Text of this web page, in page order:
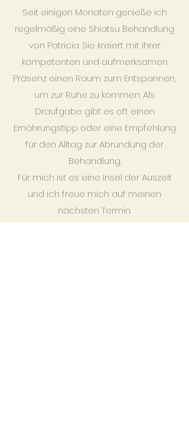
Seit einigen Monaten genieße ich
regelmäßig eine Shiatsu Behandlung
von Patricia. Sie kreiert mit ihrer
kompetenten und aufmerksamen
Präsenz einen Raum zum Entspannen,
um zur Ruhe zu kommen. Als
Draufgabe gibt es oft einen
Ernährungstipp oder eine Empfehlung
für den Alltag zur Abrundung der
Behandlung.
Für mich ist es eine Insel der Auszeit
und ich freue mich auf meinen
nächsten Termin.